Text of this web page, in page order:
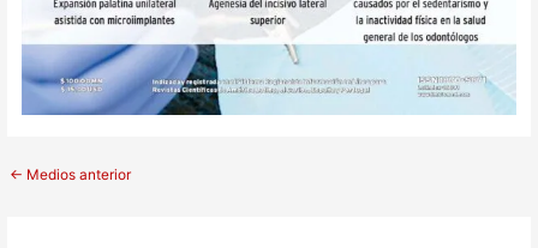
← Medios anterior